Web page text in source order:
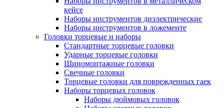
кейсе
Наборы инструментов диэлектрические
Наборы инструментов в ложементе
Головки торцевые и наборы
Стандартные торцевые головки
Ударные торцевые головки
Шиномонтажные головки
Свечные головки
Торцевые головки для поврежденных гаек
Наборы торцевых головок
Наборы дюймовых головок